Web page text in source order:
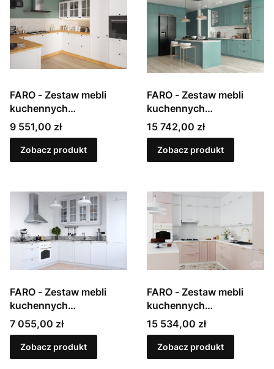
FARO - Zestaw mebli
kuchennych
modułowych,
lakierowanych w macie
Cena
9 551,00 zł
Zobacz produkt
FARO - Zestaw mebli
kuchennych
modułowych,
lakierowanych w macie
Cena
15 742,00 zł
Zobacz produkt
FARO - Zestaw mebli
kuchennych
modułowych,
lakierowanych w macie
Cena
7 055,00 zł
Zobacz produkt
FARO - Zestaw mebli
kuchennych
modułowych,
lakierowanych w macie
Cena
15 534,00 zł
Zobacz produkt